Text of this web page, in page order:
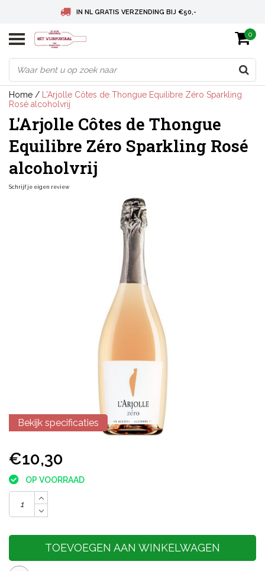
IN NL GRATIS VERZENDING BIJ €50,-
BELGIE GRATIS VERZENDING BIJ € 75
DEUTSCHLAND VERSANDKOSTENFREI AB € 75
0
Home / L'Arjolle Côtes de Thongue Equilibre Zéro Sparkling
Rosé alcoholvrij
L'Arjolle Côtes de Thongue
Equilibre Zéro Sparkling Rosé
alcoholvrij
Schrijf je eigen review
Bekijk specificaties
€10,30
OP VOORRAAD
TOEVOEGEN AAN WINKELWAGEN